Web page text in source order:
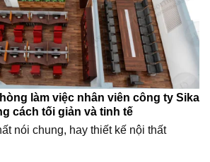
làm việc nhân viên công ty Sika
cách tối giản và tinh tế
nói chung, hay thiết kế nội thất